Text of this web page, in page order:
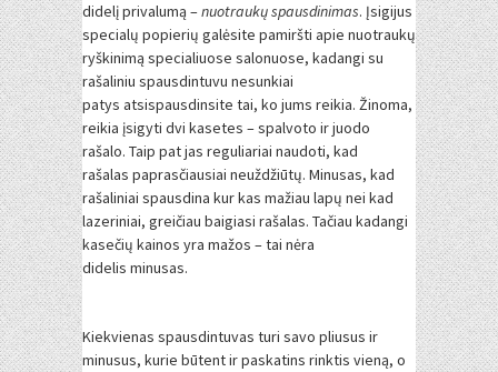
didelį privalumą –nuotraukų spausdinimas. Įsigijus
specialų popierių galėsite pamiršti apie nuotraukų
ryškinimą specialiuose salonuose, kadangi su
rašaliniu spausdintuvu nesunkiai
patys atsispausdinsite tai, ko jums reikia. Žinoma,
reikia įsigyti dvi kasetes – spalvoto ir juodo
rašalo. Taip pat jas reguliariai naudoti, kad
rašalas paprasčiausiai neuždžiūtų. Minusas, kad
rašaliniai spausdina kur kas mažiau lapų nei kad
lazeriniai, greičiau baigiasi rašalas. Tačiau kadangi
kasečių kainos yra mažos – tai nėra
didelis minusas.
Kiekvienas spausdintuvas turi savo pliusus ir
minusus, kurie būtent ir paskatins rinktis vieną, o